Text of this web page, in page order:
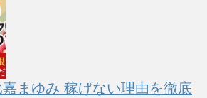
まゆみ 稼げない理由を徹底